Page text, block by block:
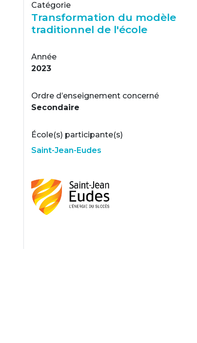
Catégorie
Transformation du modèle
traditionnel de l'école
Année
2023
Ordre d’enseignement concerné
Secondaire
École(s) participante(s)
Saint-Jean-Eudes